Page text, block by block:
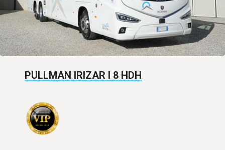
PULLMAN IRIZAR I 8 HDH